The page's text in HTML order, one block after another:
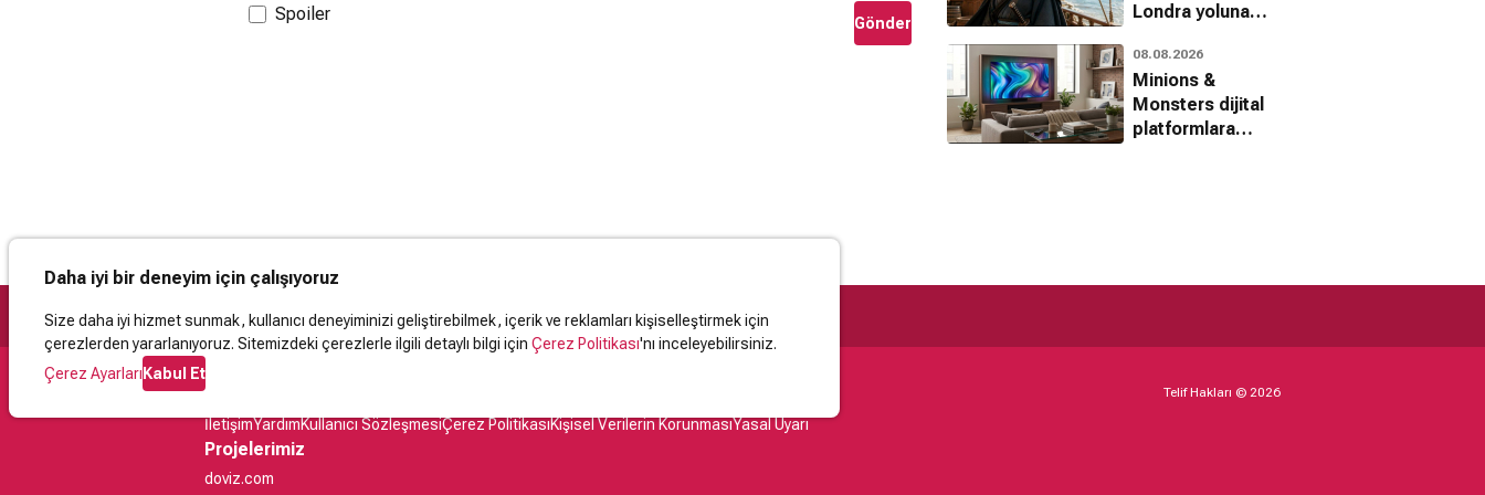
Spoiler Gönder
Londra yoluna
08.08.2026
Minions &
Monsters dijital
platformlara
Daha iyi bir deneyim için çalışıyoruz
Size daha iyi hizmet sunmak, kullanıcı deneyiminizi geliştirebilmek, içerik ve reklamları kişiselleştirmek için
çerezlerden yararlanıyoruz. Sitemizdeki çerezlerle ilgili detaylı bilgi için Çerez Politikası'nı inceleyebilirsiniz.
Çerez AyarlarıKabul Et
Destek
İletişimYardımKullanıcı SözleşmesiÇerez PolitikasıKişisel Verilerin KorunmasıYasal Uyarı
Projelerimiz
doviz.com
Telif Hakları © 2026